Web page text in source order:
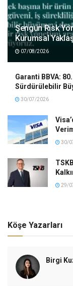
Şengün Risk
Kurumsal
07/08/2026
Garanti BBVA:
Sürdürülebilir
30/07/2026
30/
29/
Köşe Yazarları
Birgi